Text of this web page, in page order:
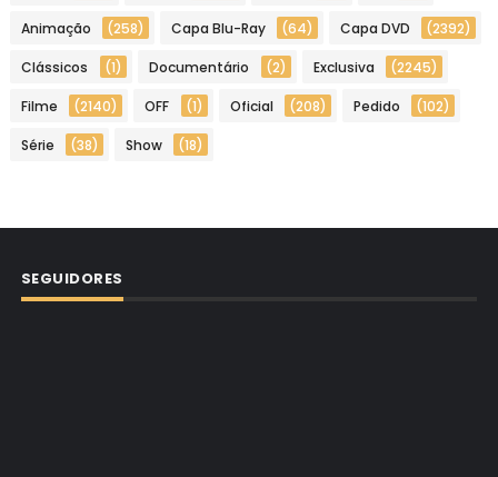
Animação (258) Capa Blu-Ray (64) Capa DVD (2392)
Clássicos (1) Documentário (2) Exclusiva (2245)
Filme (2140) OFF (1) Oficial (208) Pedido (102)
Série (38) Show (18)
SEGUIDORES